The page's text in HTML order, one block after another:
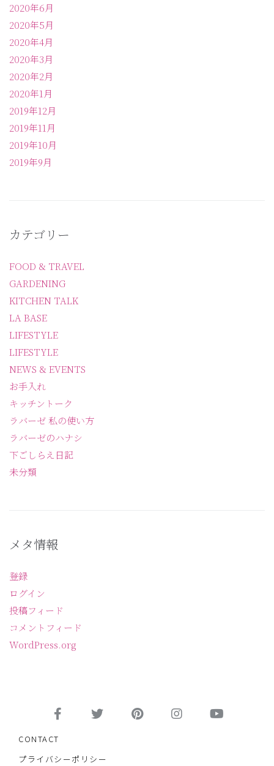
2020年6月
2020年5月
2020年4月
2020年3月
2020年2月
2020年1月
2019年12月
2019年11月
2019年10月
2019年9月
カテゴリー
FOOD & TRAVEL
GARDENING
KITCHEN TALK
LA BASE
LIFESTYLE
LIFESTYLE
NEWS & EVENTS
お手入れ
キッチントーク
ラバーゼ 私の使い方
ラバーゼのハナシ
下ごしらえ日記
未分類
メタ情報
登録
ログイン
投稿フィード
コメントフィード
WordPress.org
CONTACT
プライバシーポリシー